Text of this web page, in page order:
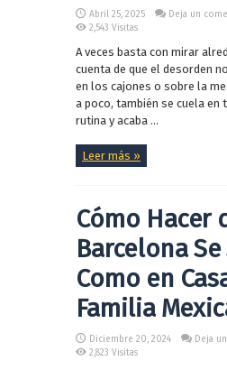
Abril 25, 2025
Deja un
2,543 Visitas
A veces basta con mirar
cuenta de que el desorden
en los cajones o sobre la
a poco, también se cuela en
rutina y acaba ...
Leer más »
Cómo Hacer
Barcelona
Como en
Familia
Diciembre 20, 2024
Deja
2,823 Visitas